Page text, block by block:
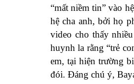
“mất niềm tin” vào
hệ cha anh, bởi họ
video cho thấy
huynh la rằng “trẻ
em, tại hiện trường
đói. Đáng chú ý,